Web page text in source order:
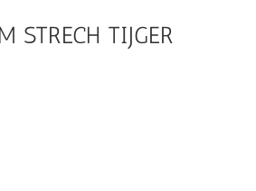
STRECH TIJGER